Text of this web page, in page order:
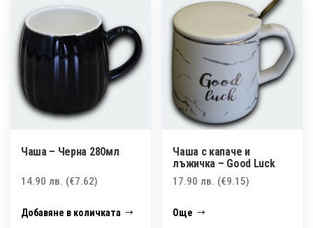
Чаша – Черна 280мл
14.90 лв. (€7.62)
Добавяне в количката
Чаша с капаче и
лъжичка – Good Luck
17.90 лв. (€9.15)
Още